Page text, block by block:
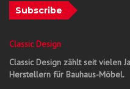
Subscribe
Classic Design
Classic Design zählt seit vielen
Herstellern für Bauhaus-Möbel.